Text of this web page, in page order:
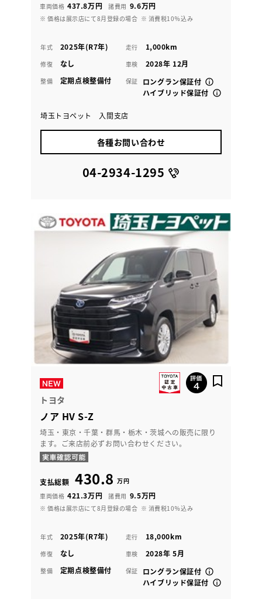
車両価格 437.8万円 諸費用 9.6万円
※ 価格は展示店にて8月登録の場合 ※ 消費税10％込み
年式 2025年(R7年) 走行 1,000km
修復 なし 車検 2028年 12月
整備 定期点検整備付 保証
ロングラン保証付
ハイブリッド保証付
埼玉トヨペット 入間支店
各種お問い合わせ
04-2934-1295
トヨタ
ノア HV S-Z
埼玉・東京・千葉・群馬・栃木・茨城への販売に限り
ます。ご来店前必ずお問い合わせください。
支払総額 430.8 万円
車両価格 421.3万円 諸費用 9.5万円
※ 価格は展示店にて8月登録の場合 ※ 消費税10％込み
年式 2025年(R7年) 走行 18,000km
修復 なし 車検 2028年 5月
整備 定期点検整備付 保証
ロングラン保証付
ハイブリッド保証付